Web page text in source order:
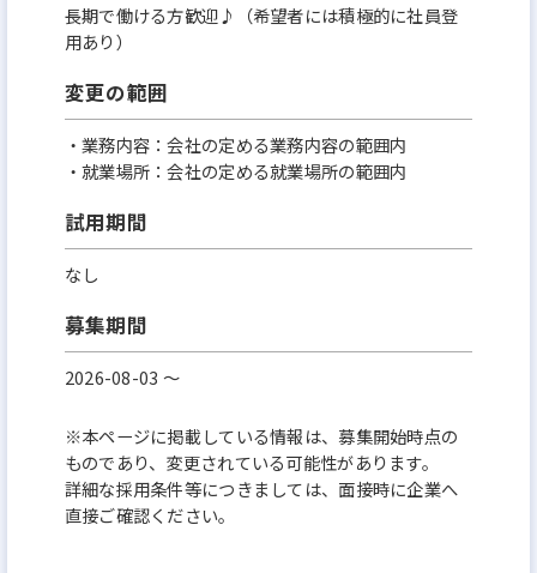
長期で働ける方歓迎♪（希望者には積極的に社員登
用あり）
変更の範囲
・業務内容：会社の定める業務内容の範囲内
・就業場所：会社の定める就業場所の範囲内
試用期間
なし
募集期間
2026-08-03 〜
※本ページに掲載している情報は、募集開始時点の
ものであり、変更されている可能性があります。
詳細な採用条件等につきましては、面接時に企業へ
直接ご確認ください。